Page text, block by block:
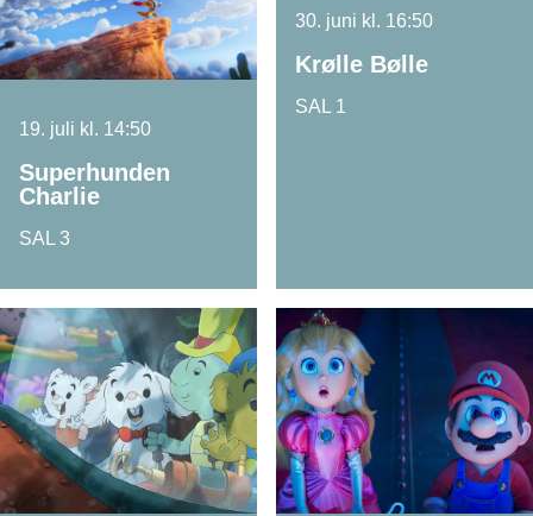
19. juli kl. 14:50
Superhunden
Charlie
SAL 3
30. juni kl. 16:50
Krølle Bølle
SAL 1